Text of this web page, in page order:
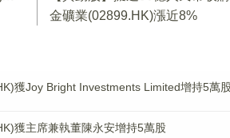
金礦業(02899.HK)漲近8%
獲Joy Bright Investments Limited增持5萬
獲主席兼執董陳永安增持5萬股